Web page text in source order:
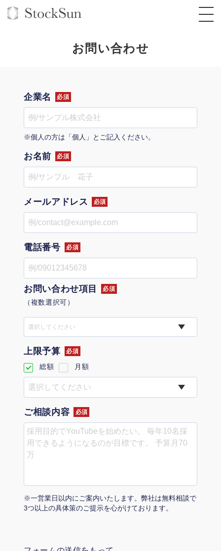
TOP
コンサルタント一覧
品質ガイドライン
社内コンペ
クレーム窓口
BPO支援
定額制Webマーケティング代行『マキトルく
定額制営業代行『カリトルくん』
営業改善特化の動画制作『動画でカリトルく
ん』
定額LINE運用代行『LINEマキトルくん』
オリジナルサービス
格安でAI導入支援『あいのりAI』
拡散付1日密着動画制作『まるごと社長』
1本無料で記事を制作『SEOトライアル』
定額制LP制作・改善『最強LP』
採用YouTubeチャンネル構築『トリトル』
実績
お役立ち資料
料金表
オンラインサロン
StockSun道場
道場TOP
動画編集
エンジニア
広告運用
YouTubeディレクター
年収エージェント
会社概要・役員紹介
ミッション・ビジョン・バリュー
代表メッセージ（岩野圭佑）
認定パートナー
動画ディレクター
営業
正社員
マーケマネージャー
内部監査室長
お問い合わせ
企業名 必須
※個人の方は「個人」とご記入ください。
お名前 必須
メールアドレス 必須
電話番号 必須
お問い合わせ項目 必須
（複数選択可）
選択してください
上限予算 必須
総額 月額
ご相談内容 必須
※一営業日以内にご案内いたします。弊社は無料相談で
3つ以上の具体策のご提示を心がけております。